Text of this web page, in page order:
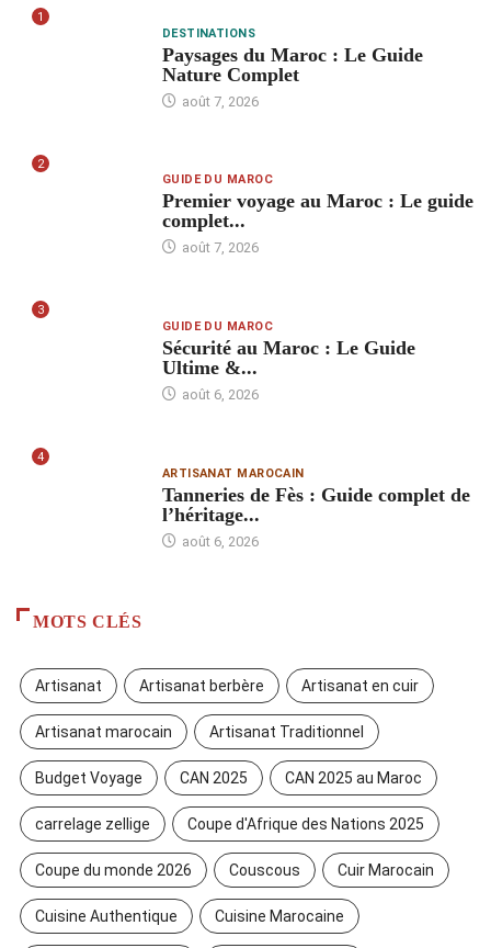
1
DESTINATIONS
Paysages du Maroc : Le Guide
Nature Complet
août 7, 2026
2
GUIDE DU MAROC
Premier voyage au Maroc : Le guide
complet...
août 7, 2026
3
GUIDE DU MAROC
Sécurité au Maroc : Le Guide
Ultime &...
août 6, 2026
4
ARTISANAT MAROCAIN
Tanneries de Fès : Guide complet de
l’héritage...
août 6, 2026
MOTS CLÉS
Artisanat Artisanat berbère Artisanat en cuir
Artisanat marocain Artisanat Traditionnel
Budget Voyage CAN 2025 CAN 2025 au Maroc
carrelage zellige Coupe d'Afrique des Nations 2025
Coupe du monde 2026 Couscous Cuir Marocain
Cuisine Authentique Cuisine Marocaine